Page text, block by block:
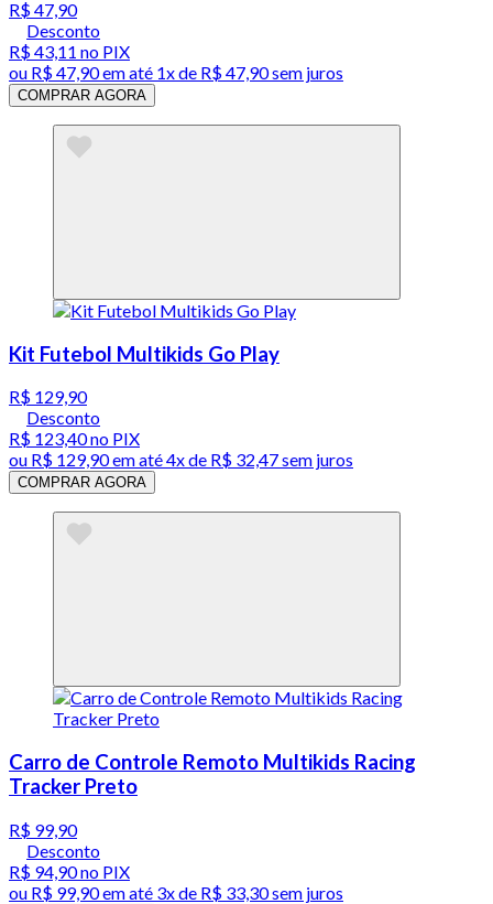
R$ 47,90
Desconto
R$ 43,11 no PIX
ou R$ 47,90em até 1x de R$ 47,90sem juros
COMPRAR AGORA
Kit Futebol Multikids Go Play
R$ 129,90
Desconto
R$ 123,40no PIX
ou R$ 129,90em até4x de R$ 32,47 sem juros
COMPRAR AGORA
Carro de Controle Remoto Multikids Racing
Tracker Preto
R$ 99,90
Desconto
R$ 94,90no PIX
ou R$ 99,90em até 3x de R$ 33,30 sem juros